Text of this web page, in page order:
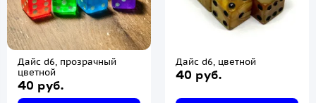
Дайс d6, прозрачный
цветной
40 руб.
Дайс d6, цветной
40 руб.